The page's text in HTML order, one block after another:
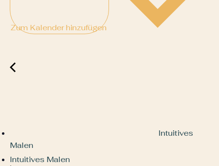
Zum Kalender hinzufügen
Intuitives
Malen
Intuitives Malen